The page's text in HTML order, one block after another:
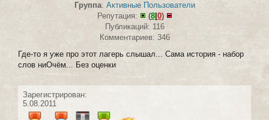
Группа: Активные Пользователи
Репутация:
(8| 0)
Публикаций: 116
Комментариев: 346
Где-то я уже про этот лагерь слышал... Сама история - набор
слов ниОчём... Без оценки
Зарегистрирован:
5.08.2011